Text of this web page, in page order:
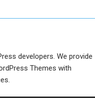
developers. We provide
Themes with